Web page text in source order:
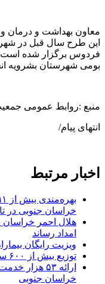
معاون بهداشت و درمان و
این طرح سال قبل در
فردوس برگزار شده
بومی شهرستان بشرویه
منبع :روابط عمومی
انتهای پیام/
اخبار مرتبط
خراسان جنوبی در
امداد رساند
ویزیت رایگان
توزیع بیش از ۶۰۰ سبد غذایی بین نیازمندان خراسان جنوبی
ارائه ۵۳
خراسان جنوبی